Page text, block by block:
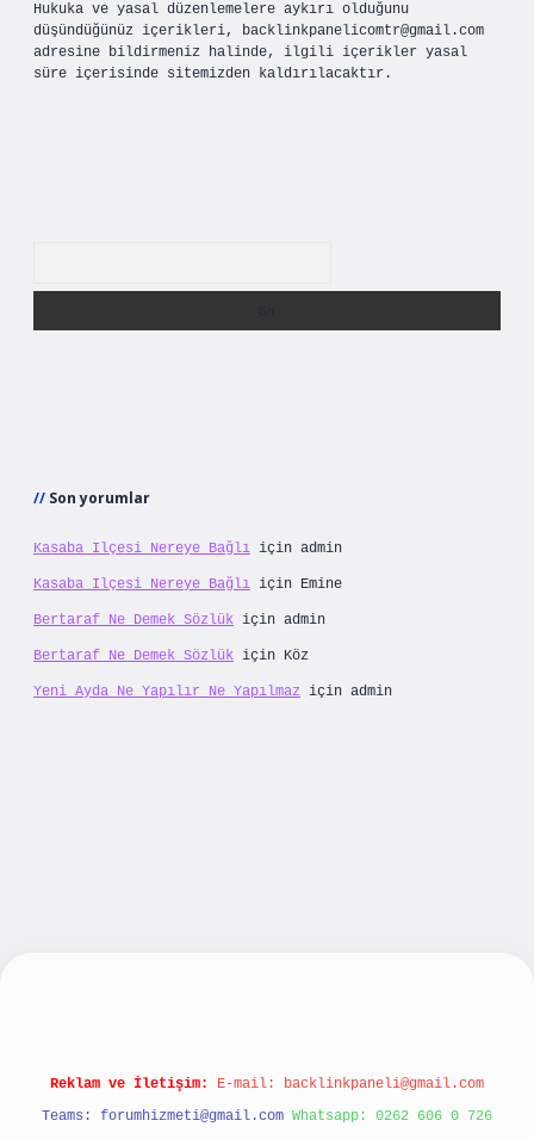
Hukuka ve yasal düzenlemelere aykırı olduğunu
düşündüğünüz içerikleri, backlinkpanelicomtr@gmail.com
adresine bildirmeniz halinde, ilgili içerikler yasal
süre içerisinde sitemizden kaldırılacaktır.
Son yorumlar
Kasaba Ilçesi Nereye Bağlı için admin
Kasaba Ilçesi Nereye Bağlı için Emine
Bertaraf Ne Demek Sözlük için admin
Bertaraf Ne Demek Sözlük için Köz
Yeni Ayda Ne Yapılır Ne Yapılmaz için admin
Reklam ve İletişim: E-mail: backlinkpaneli@gmail.com
Teams: forumhizmeti@gmail.com Whatsapp: 0262 606 0 726